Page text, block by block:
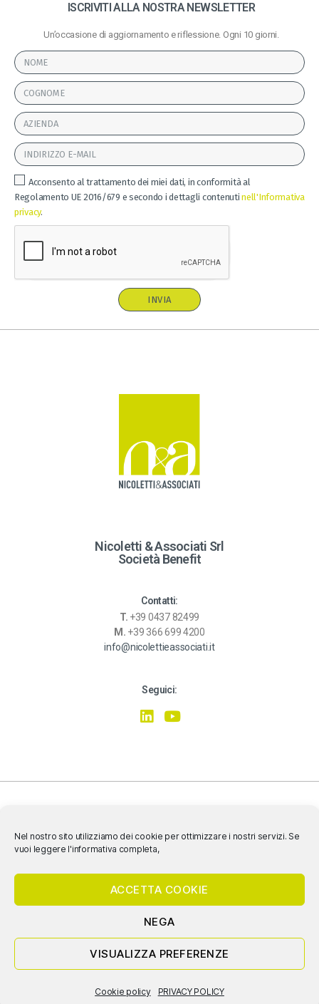
Nel nostro sito utilizziamo dei cookie per ottimizzare i nostri servizi. Se
vuoi leggere l'informativa completa,
ACCETTA COOKIE
NEGA
VISUALIZZA PREFERENZE
Cookie policy PRIVACY POLICY
ISCRIVITI ALLA NOSTRA NEWSLETTER
Un’occasione di aggiornamento e riflessione. Ogni 10 giorni.
Acconsento al trattamento dei miei dati, in conformità al
Regolamento UE 2016/679 e secondo i dettagli contenutinell'Informativa
privacy.
INVIA
l
Nicoletti & Associati Srl
Società Benefit
Contatti:
T. +39 0437 82499
M. +39 366 699 4200
info@nicolettieassociati.it
Seguici:
© 2020 Nicoletti & Associati Srl Società Benefit- P.IVA e C.F. 04620640260
PRIVACY |
COOKIE POLICY